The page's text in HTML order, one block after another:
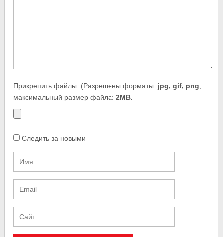
Прикрепить файлы (Разрешены форматы: jpg, gif, png
максимальный размер файла:2MB.
Следить за новыми